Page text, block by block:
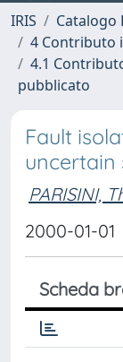
IRIS
Catalogo
4 Contributo
4.1
pubblicato
Fault
uncertain
PARISINI,
2000-01-01
Scheda